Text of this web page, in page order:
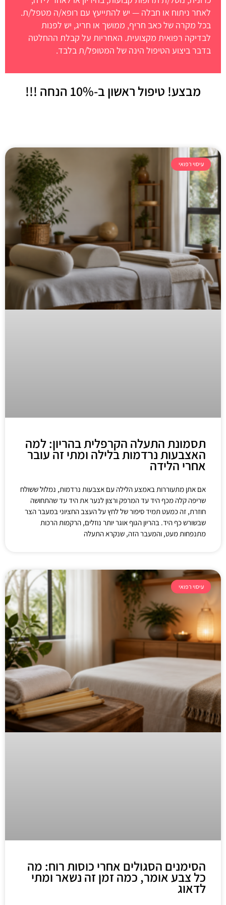
לאחר ניתוח או חבלה — יש להתייעץ עם רופא/ה מטפל/ת.
בכל מקרה של כאב חריף, ממושך או חריג, יש לפנות
לבדיקה רפואית מקצועית. האחריות על קבלת ההחלטה
בדבר ביצוע הטיפול הינה של המטופל/ת בלבד.
מבצע! טיפול ראשון ב-10% הנחה !!!
עיסוי רפואי
תסמונת התעלה הקרפלית בהריון: למה
האצבעות נרדמות בלילה ומתי זה עובר
אחרי הלידה
אם אתן מתעוררות באמצע הלילה עם אצבעות נרדמות, נמלול ששולח
שריפה קלה מכף היד עד המרפק ורצון לנער את היד עד שהתחושה
חוזרת, זה כמעט תמיד סיפור של לחץ על העצב החציוני במעבר הצר
שבשורש כף היד. בהריון הגוף אוגר יותר נוזלים, הרקמות הרכות
מתנפחות מעט, והמעבר הזה, שנקרא התעלה
עיסוי רפואי
הסימנים הסגולים אחרי כוסות רוח: מה
כל צבע אומר, כמה זמן זה נשאר ומתי
לדאוג